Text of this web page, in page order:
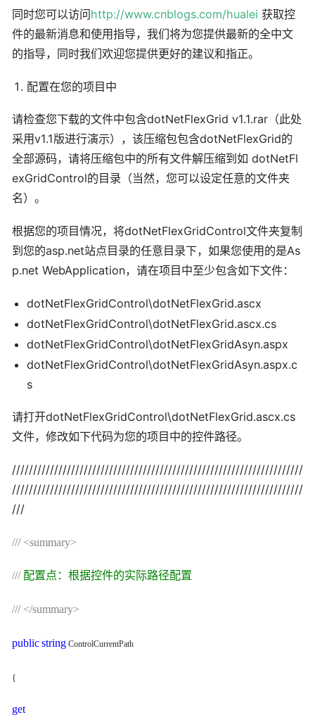
同时您可以访问http://www.cnblogs.com/hualei 获取控
件的最新消息和使用指导，我们将为您提供最新的全中文
的指导，同时我们欢迎您提供更好的建议和指正。
配置在您的项目中
请检查您下载的文件中包含dotNetFlexGrid v1.1.rar（此处
采用v1.1版进行演示），该压缩包包含dotNetFlexGrid的
全部源码，请将压缩包中的所有文件解压缩到如 dotNetFl
exGridControl的目录（当然，您可以设定任意的文件夹
名）。
根据您的项目情况，将dotNetFlexGridControl文件夹复制
到您的asp.net站点目录的任意目录下，如果您使用的是As
p.net WebApplication，请在项目中至少包含如下文件：
dotNetFlexGridControl\dotNetFlexGrid.ascx
dotNetFlexGridControl\dotNetFlexGrid.ascx.cs
dotNetFlexGridControl\dotNetFlexGridAsyn.aspx
dotNetFlexGridControl\dotNetFlexGridAsyn.aspx.c
s
请打开dotNetFlexGridControl\dotNetFlexGrid.ascx.cs
文件，修改如下代码为您的项目中的控件路径。
/////////////////////////////////////////////////////////////////////
/////////////////////////////////////////////////////////////////////
///
/// <summary>
///配置点：根据控件的实际路径配置
/// </summary>
publicstring ControlCurrentPath
{
get